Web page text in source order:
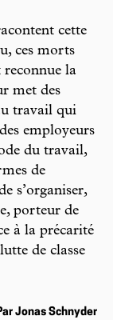
cette
ces morts
la
met des
travail qui
employeurs
du travail,
de
s’organiser,
porteur de
à la précarité
de classe
Jonas Schnyder